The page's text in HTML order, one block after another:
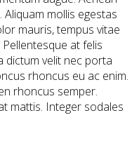
mollis egestas
mauris, tempus vitae
at felis
dictum velit nec porta
rhoncus eu ac enim.
rhoncus semper.
mattis. Integer sodales